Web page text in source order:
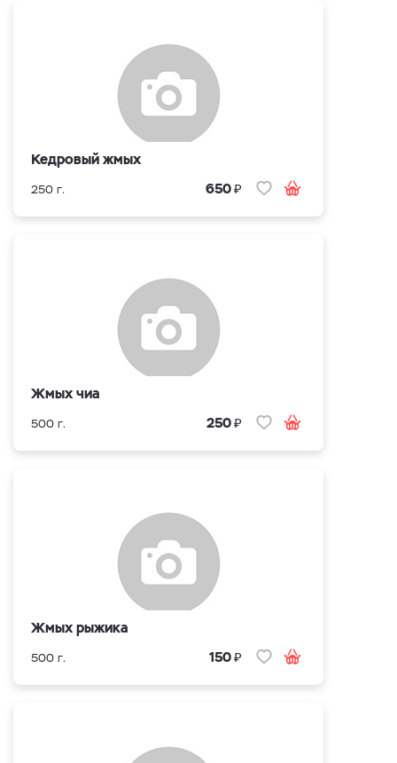
Кедровый жмых
250 г. 650₽
Жмых чиа
500 г. 250₽
Жмых рыжика
500 г. 150₽